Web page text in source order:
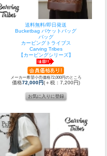
送料無料/即日発送
Bucketbag バケットバッグ
バッグ
カービングトライブス
Carving Tribes
【カービングシリーズ】
メーカー希望小売価格72,000円のところ
価格72,000円(＋税：7,200円)